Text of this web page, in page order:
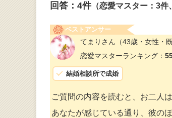
回答： 4件（恋愛マスター：3件
ベストアンサー
てまりさん （43歳・女性・既
恋愛マスターランキング：
結婚相談所で成婚
ご質問の内容を読むと、お二人
あなたが感じている通り、彼の